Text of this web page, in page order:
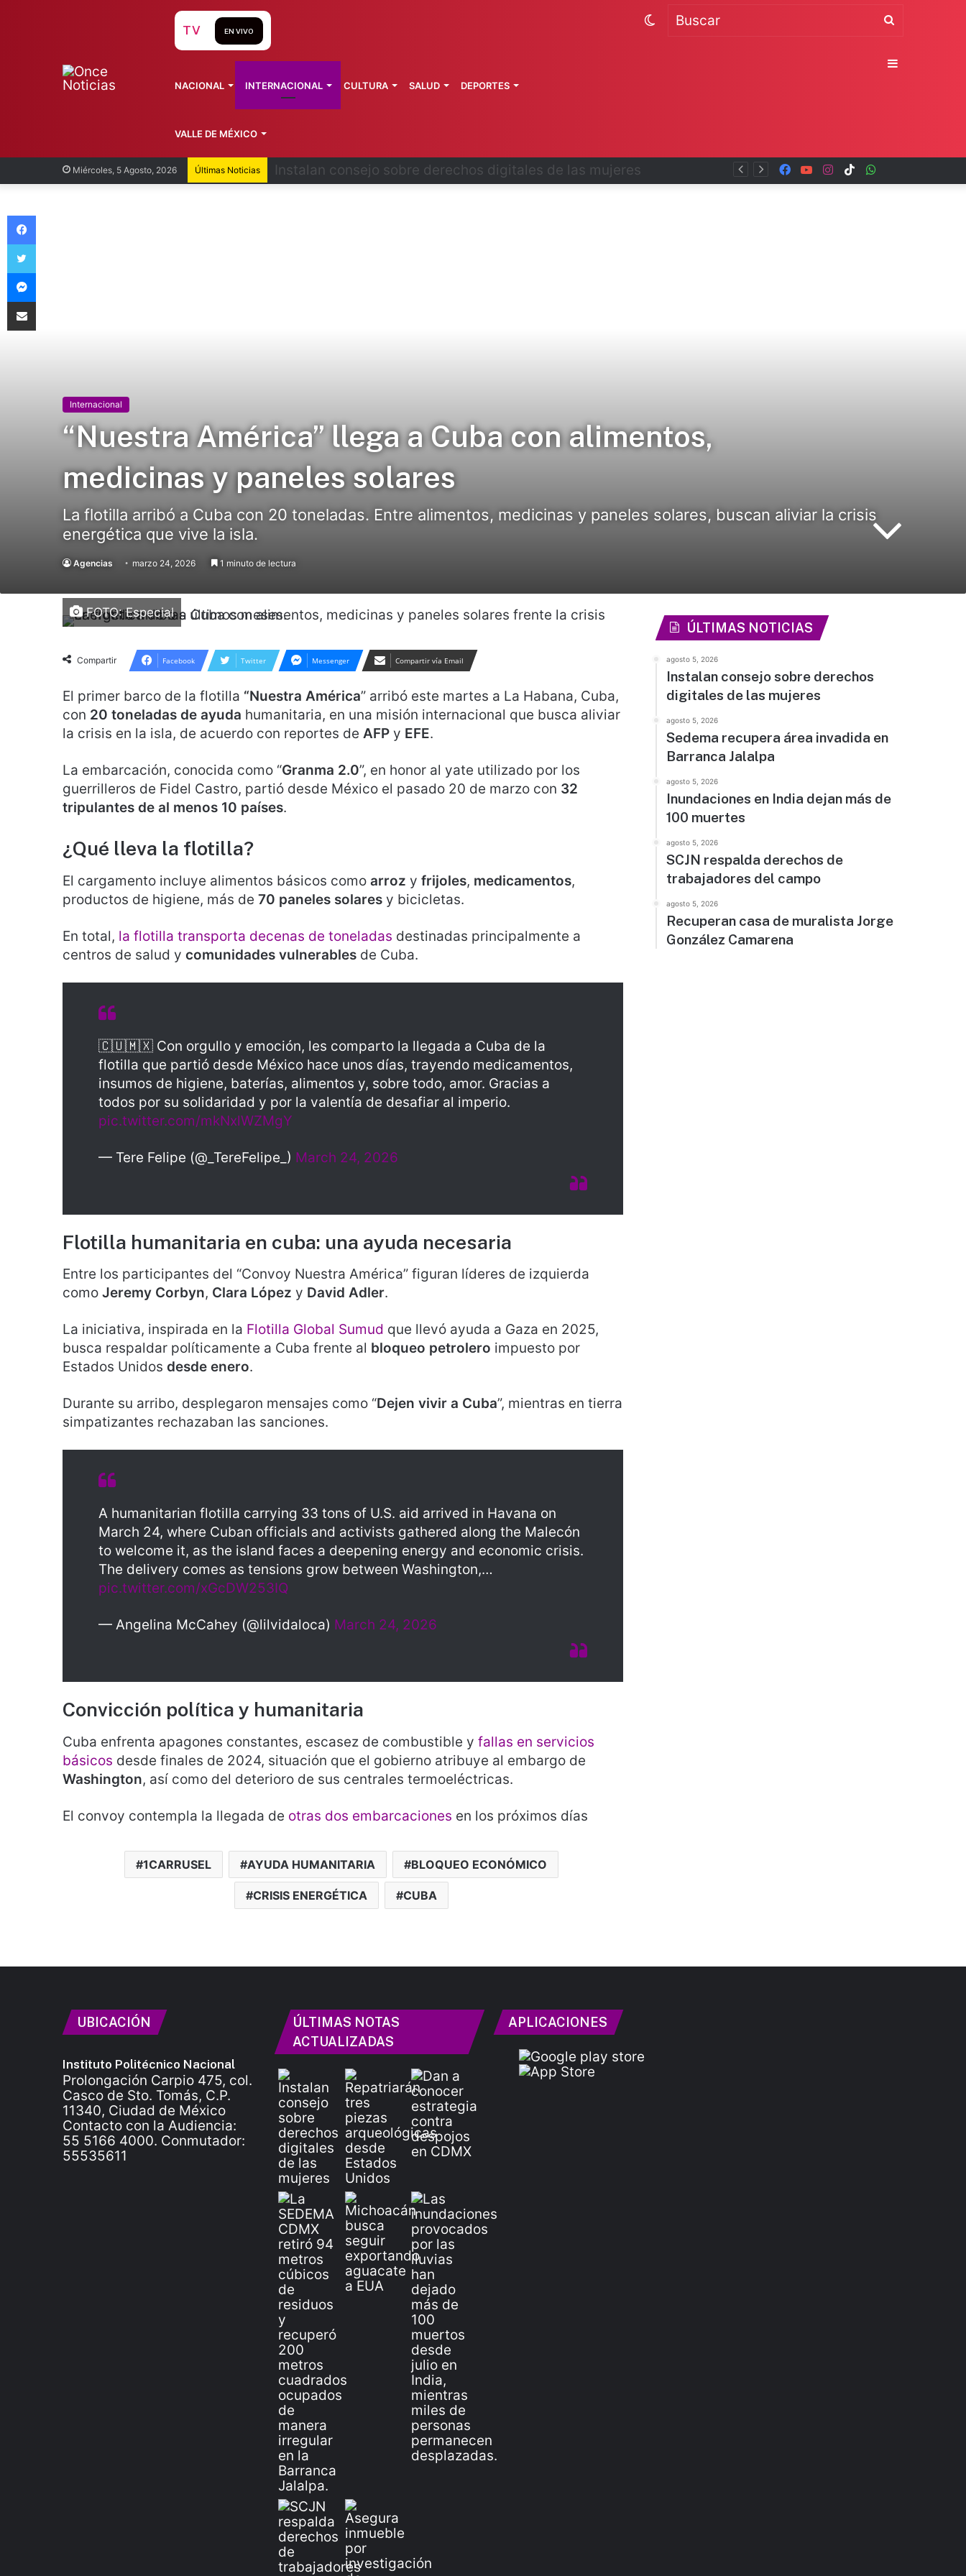
Miércoles, 5 Agosto, 2026 Últimas Noticias Repatriarán tres piezas arqueológicas desde EUA TikTok
Instagram
YouTube
Facebook
TV EN VIVO
NACIONAL INTERNACIONAL CULTURA SALUD DEPORTES
VALLE DE MÉXICO
Buscar
Switch
Sidebar
Internacional
“Nuestra América” llega a Cuba con alimentos,
medicinas y paneles solares
La flotilla arribó a Cuba con 20 toneladas. Entre alimentos, medicinas y paneles solares, buscan aliviar la crisis
energética que vive la isla.
Agencias marzo 24, 2026 1 minuto de lectura
FOTO: Especial
Compartir Facebook Twitter Messenger Compartir vía Email
El primer barco de la flotilla “Nuestra América” arribó este martes a La Habana, Cuba,
con 20 toneladas de ayuda humanitaria, en una misión internacional que busca aliviar
la crisis en la isla, de acuerdo con reportes de AFP y EFE.
La embarcación, conocida como “Granma 2.0”, en honor al yate utilizado por los
guerrilleros de Fidel Castro, partió desde México el pasado 20 de marzo con 32
tripulantes de al menos 10 países.
¿Qué lleva la flotilla?
El cargamento incluye alimentos básicos como arroz y frijoles, medicamentos,
productos de higiene, más de 70 paneles solares y bicicletas.
En total, la flotilla transporta decenas de toneladas destinadas principalmente a
centros de salud y comunidades vulnerables de Cuba.
🇨🇺🇲🇽 Con orgullo y emoción, les comparto la llegada a Cuba de la
flotilla que partió desde México hace unos días, trayendo medicamentos,
insumos de higiene, baterías, alimentos y, sobre todo, amor. Gracias a
todos por su solidaridad y por la valentía de desafiar al imperio.
pic.twitter.com/mkNxlWZMgY
— Tere Felipe (@_TereFelipe_) March 24, 2026
Flotilla humanitaria en cuba: una ayuda necesaria
Entre los participantes del “Convoy Nuestra América” figuran líderes de izquierda
como Jeremy Corbyn, Clara López y David Adler.
La iniciativa, inspirada en la Flotilla Global Sumud que llevó ayuda a Gaza en 2025,
busca respaldar políticamente a Cuba frente al bloqueo petrolero impuesto por
Estados Unidos desde enero.
Durante su arribo, desplegaron mensajes como “Dejen vivir a Cuba”, mientras en tierra
simpatizantes rechazaban las sanciones.
A humanitarian flotilla carrying 33 tons of U.S. aid arrived in Havana on
March 24, where Cuban officials and activists gathered along the Malecón
to welcome it, as the island faces a deepening energy and economic crisis.
The delivery comes as tensions grow between Washington,…
pic.twitter.com/xGcDW253IQ
— Angelina McCahey (@lilvidaloca) March 24, 2026
Convicción política y humanitaria
Cuba enfrenta apagones constantes, escasez de combustible y fallas en servicios
básicos desde finales de 2024, situación que el gobierno atribuye al embargo de
Washington, así como del deterioro de sus centrales termoeléctricas.
El convoy contempla la llegada de otras dos embarcaciones en los próximos días
1CARRUSEL AYUDA HUMANITARIA BLOQUEO ECONÓMICO
CRISIS ENERGÉTICA CUBA
ÚLTIMAS NOTICIAS
agosto 5, 2026
Instalan consejo sobre derechos
digitales de las mujeres
agosto 5, 2026
Sedema recupera área invadida en
Barranca Jalalpa
agosto 5, 2026
Inundaciones en India dejan más de
100 muertes
agosto 5, 2026
SCJN respalda derechos de
trabajadores del campo
agosto 5, 2026
Recuperan casa de muralista Jorge
González Camarena
UBICACIÓN
Instituto Politécnico Nacional
Prolongación Carpio 475, col.
Casco de Sto. Tomás, C.P.
11340, Ciudad de México
Contacto con la Audiencia:
55 5166 4000. Conmutador:
55535611
ÚLTIMAS NOTAS
ACTUALIZADAS
APLICACIONES
Facebook
Twitter
Messenger
Compartir vía Email